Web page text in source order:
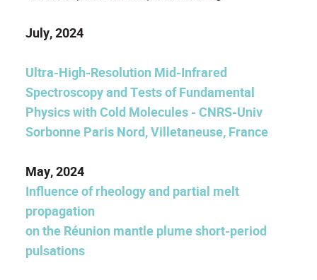
July, 2024
Ultra-High-Resolution Mid-Infrared
Spectroscopy and Tests of Fundamental
Physics with Cold Molecules - CNRS-Univ
Sorbonne Paris Nord, Villetaneuse, France
May, 2024
Influence of rheology and partial melt
propagation
on the Réunion mantle plume short-period
pulsations